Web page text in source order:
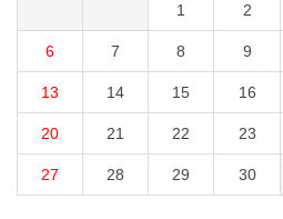
1 2
6 7 8 9
13 14 15 16
20 21 22 23
27 28 29 30